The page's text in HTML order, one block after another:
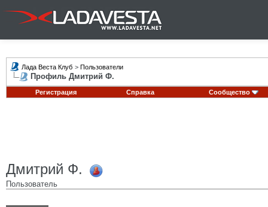
Лада Веста Клуб > Пользователи
Профиль Дмитрий Ф.
Регистрация Справка Сообщество
Дмитрий Ф.
Пользователь